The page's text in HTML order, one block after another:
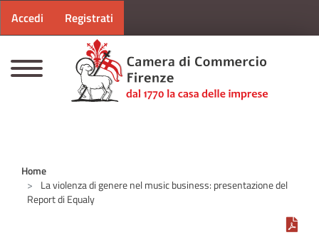
Menu profilo utente
Accedi Registrati
Home
La violenza di genere nel music business: presentazione del
Report di Equaly